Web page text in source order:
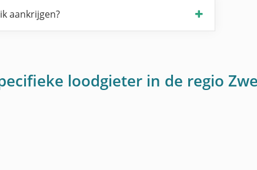
aankrijgen?
loodgieter in de regio